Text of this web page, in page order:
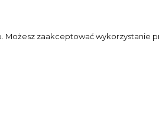
zaakceptować wykorzystanie